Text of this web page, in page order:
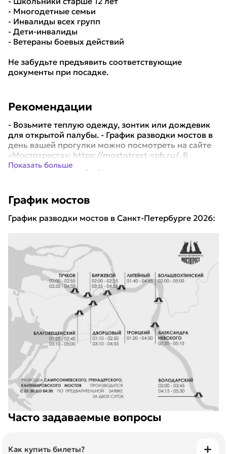
- Многодетные семьи
- Инвалиды всех групп
- Дети-инвалиды
- Ветераны боевых действий
Не забудьте предъявить соответствующие
документы при посадке.
Рекомендации
- Возьмите теплую одежду, зонтик или дождевик
для открытой палубы. - График разводки мостов в
день вашей прогулки можно посмотреть на сайте
«Мостотреста»: https://mostotrest-spb.ru/. В
праздничные дни график может менят...
Показать больше
График мостов
График разводки мостов в Санкт-Петербурге 2026:
Часто задаваемые вопросы
Как купить билеты?